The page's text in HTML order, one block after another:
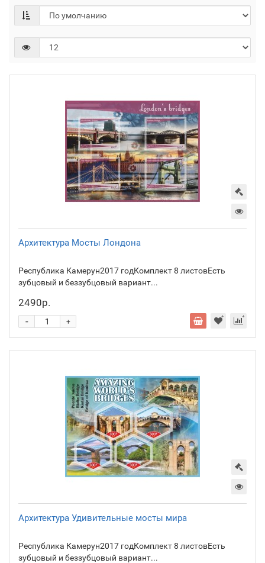
Архитектура Мосты Лондона
Республика Камерун2017 годКомплект 8 листовЕсть
зубцовый и беззубцовый вариант...
2490р.
+
-
Архитектура Удивительные мосты мира
Республика Камерун2017 годКомплект 8 листовЕсть
зубцовый и беззубцовый вариант...